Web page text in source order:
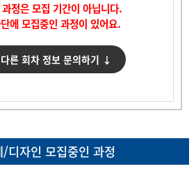
정은 모집 기간이 아닙니다.
에 모집중인 과정이 있어요.
다른 회차 정보 문의하기 ↓
디자인 모집중인 과정